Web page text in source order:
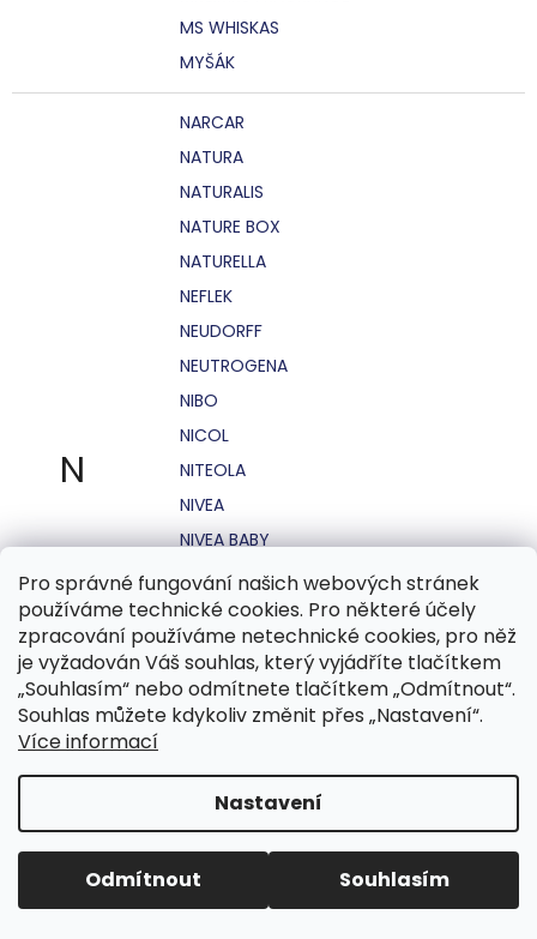
Pro správné fungování našich webových stránek
používáme technické cookies. Pro některé účely
zpracování používáme netechnické cookies, pro něž
je vyžadován Váš souhlas, který vyjádříte tlačítkem
„Souhlasím“ nebo odmítnete tlačítkem „Odmítnout“.
Souhlas můžete kdykoliv změnit přes „Nastavení“.
Více informací
Nastavení
Odmítnout Souhlasím
MS WHISKAS
MYŠÁK
N
NARCAR
NATURA
NATURALIS
NATURE BOX
NATURELLA
NEFLEK
NEUDORFF
NEUTROGENA
NIBO
NICOL
NITEOLA
NIVEA
NIVEA BABY
NIVEA MEN
NIVEA SUN
NO STRESS
NOHEL GARDEN
NORDICS
NUK
O.B.
OASIS